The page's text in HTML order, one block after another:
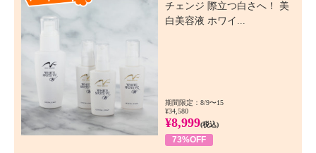
チェンジ 際立つ白さへ！ 美
白美容液 ホワイ...
期間限定：8/9〜15
¥34,580
¥8,999(税込)
73%OFF